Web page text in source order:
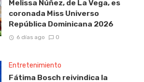
Melissa Núñez, de La Vega, es
coronada Miss Universo
República Dominicana 2026
6 días ago 0
Entretenimiento
Fátima Bosch reivindica la